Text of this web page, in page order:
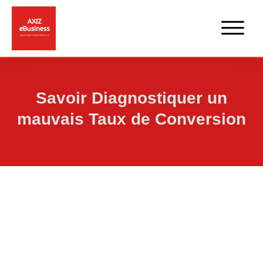
Savoir Diagnostiquer un
mauvais Taux de Conversion